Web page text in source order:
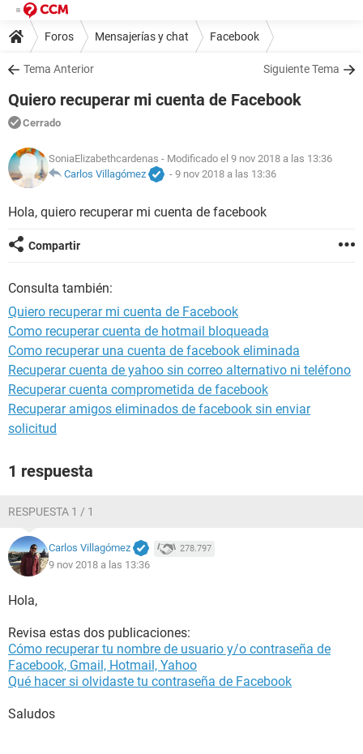
Foros Mensajerías y chat Facebook
Tema Anterior Siguiente Tema
Quiero recuperar mi cuenta de Facebook
Cerrado
SoniaElizabethcardenas - Modificado el 9 nov 2018 a las 13:36
Carlos Villagómez
- 9 nov 2018 a las 13:36
Hola, quiero recuperar mi cuenta de facebook
Compartir
Consulta también:
Quiero recuperar mi cuenta de Facebook
Como recuperar cuenta de hotmail bloqueada
Como recuperar una cuenta de facebook eliminada
Recuperar cuenta de yahoo sin correo alternativo ni teléfono
Recuperar cuenta comprometida de facebook
Recuperar amigos eliminados de facebook sin enviar
solicitud
1 respuesta
RESPUESTA 1 / 1
Carlos Villagómez 278.797
9 nov 2018 a las 13:36
Hola,
Revisa estas dos publicaciones:
Cómo recuperar tu nombre de usuario y/o contraseña de
Facebook, Gmail, Hotmail, Yahoo
Qué hacer si olvidaste tu contraseña de Facebook
Saludos